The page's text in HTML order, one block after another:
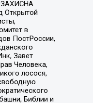
Открытой
в
ПостРоссии,
Завет
Человека,
лосося,
Библии и